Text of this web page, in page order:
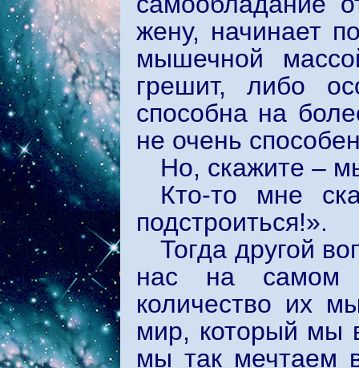
жену, начинает
мышечной
грешит, либо
способна на
не очень
Но, скажите –
Кто-то мне
подстроиться!».
Тогда другой
нас на самом
количество их
мир, который мы
мы так мечтаем